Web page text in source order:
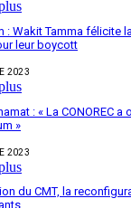
: Wakit Tamma félicite
leur boycott
2023
: « La CONOREC
»
2023
du CMT, la